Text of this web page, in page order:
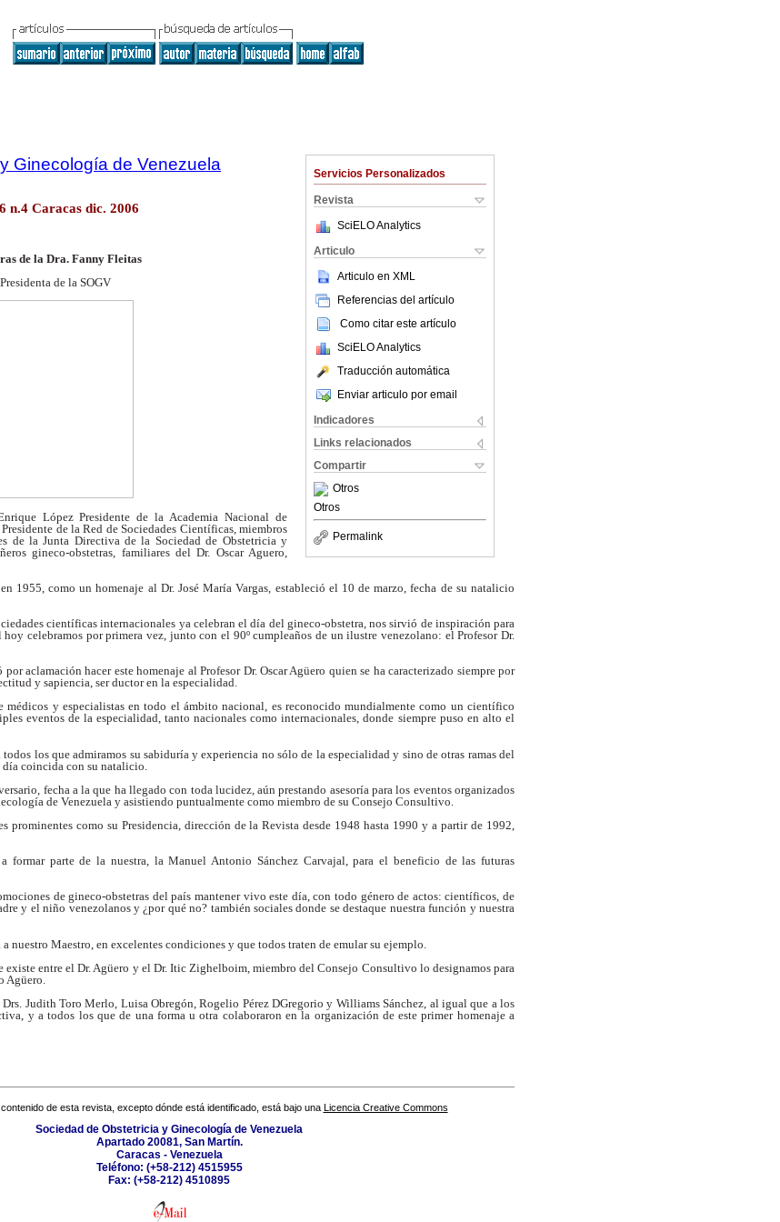
Servicios Personalizados
Revista
SciELO Analytics
Articulo
Articulo en XML
Referencias del artículo
Como citar este artículo
SciELO Analytics
Traducción automática
Enviar articulo por email
Indicadores
Links relacionados
Compartir
Otros
Otros
Permalink
Ginecología de Venezuela
n.4 Caracas dic. 2006
de la Dra. Fanny Fleitas
Presidenta de la SOGV
López Presidente de la Academia Nacional de
de la Red de Sociedades Científicas, miembros
de la Junta Directiva de la Sociedad de Obstetricia y
gineco-obstetras, familiares del Dr. Oscar Aguero,
1955, como un homenaje al Dr. José María Vargas, estableció el 10 de marzo, fecha de su natalicio
científicas internacionales ya celebran el día del gineco-obstetra, nos sirvió de inspiración para
celebramos por primera vez, junto con el 90º cumpleaños de un ilustre venezolano: el Profesor Dr.
aclamación hacer este homenaje al Profesor Dr. Oscar Agüero quien se ha caracterizado siempre por
y sapiencia, ser ductor en la especialidad.
médicos y especialistas en todo el ámbito nacional, es reconocido mundialmente como un científico
eventos de la especialidad, tanto nacionales como internacionales, donde siempre puso en alto el
los que admiramos su sabiduría y experiencia no sólo de la especialidad y sino de otras ramas del
coincida con su natalicio.
fecha a la que ha llegado con toda lucidez, aún prestando asesoría para los eventos organizados
de Venezuela y asistiendo puntualmente como miembro de su Consejo Consultivo.
prominentes como su Presidencia, dirección de la Revista desde 1948 hasta 1990 y a partir de 1992,
formar parte de la nuestra, la Manuel Antonio Sánchez Carvajal, para el beneficio de las futuras
de gineco-obstetras del país mantener vivo este día, con todo género de actos: científicos, de
y el niño venezolanos y ¿por qué no? también sociales donde se destaque nuestra función y nuestra
nuestro Maestro, en excelentes condiciones y que todos traten de emular su ejemplo.
existe entre el Dr. Agüero y el Dr. Itic Zighelboim, miembro del Consejo Consultivo lo designamos para
Agüero.
Judith Toro Merlo, Luisa Obregón, Rogelio Pérez DGregorio y Williams Sánchez, al igual que a los
y a todos los que de una forma u otra colaboraron en la organización de este primer homenaje a
de esta revista, excepto dónde está identificado, está bajo una Licencia Creative Commons
Sociedad de Obstetricia y Ginecología de Venezuela
Apartado 20081, San Martín.
Caracas - Venezuela
Teléfono: (+58-212) 4515955
Fax: (+58-212) 4510895